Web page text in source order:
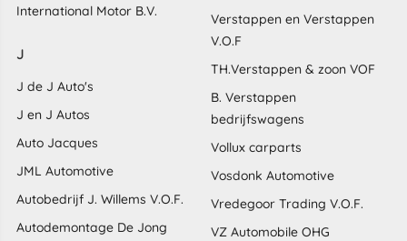
International Motor B.V.
J
J de J Auto's
J en J Autos
Auto Jacques
JML Automotive
Autobedrijf J. Willems V.O.F.
Autodemontage De Jong
Verstappen en Verstappen
V.O.F
TH.Verstappen & zoon VOF
B. Verstappen
bedrijfswagens
Vollux carparts
Vosdonk Automotive
Vredegoor Trading V.O.F.
VZ Automobile OHG